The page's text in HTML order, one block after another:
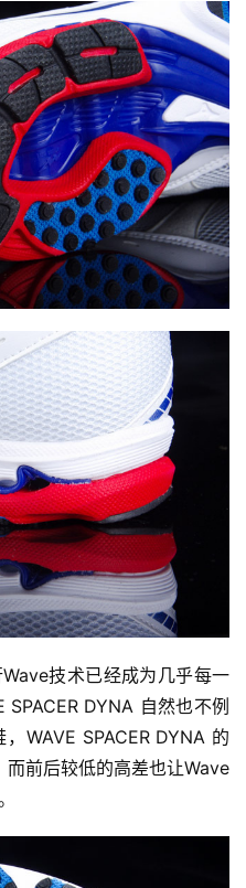
技术已经成为几乎每一
DYNA 自然也不例
WAVE SPACER DYNA 的
前后较低的高差也让Wave